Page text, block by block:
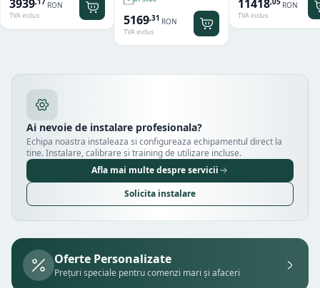
3939 RON
TVA inclus 5169,31 RON
TVA inclus
11418 RON
TVA inclus
Ai nevoie de instalare profesionala?
Echipa noastra instaleaza si configureaza echipamentul direct la
tine. Instalare, calibrare si training de utilizare incluse.
Afla mai multe despre servicii
Solicita instalare
Oferte Personalizate
Prețuri speciale pentru comenzi mari și afaceri